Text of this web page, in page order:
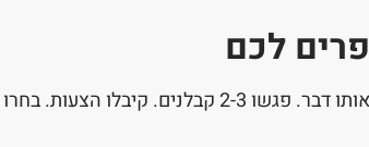
לכם
רוב הזוגות שבאים אלינו עשו אותו דבר. פגשו